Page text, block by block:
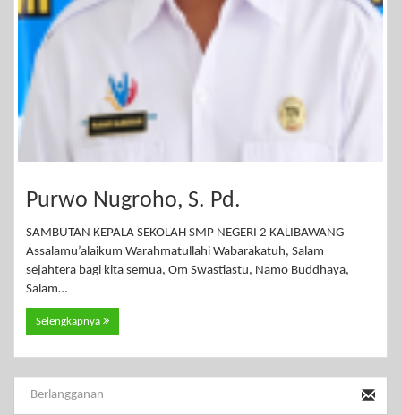
Purwo Nugroho, S. Pd.
SAMBUTAN KEPALA SEKOLAH SMP NEGERI 2 KALIBAWANG
Assalamu’alaikum Warahmatullahi Wabarakatuh, Salam
sejahtera bagi kita semua, Om Swastiastu, Namo Buddhaya,
Salam…
Selengkapnya